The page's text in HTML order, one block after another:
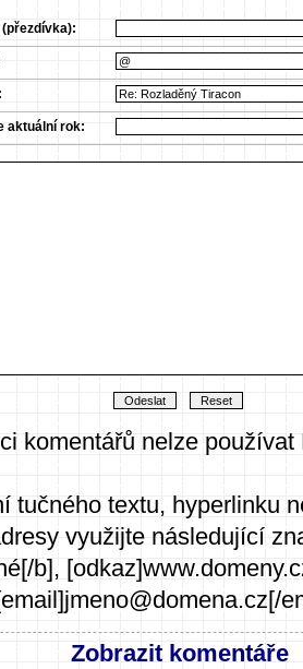
aktuální rok:
komentářů nelze používat
tučného textu, hyperlinku
využijte následující
b],
Zobrazit komentáře